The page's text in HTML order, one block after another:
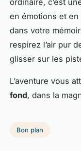
ordinaire, c’est
en émotions et
dans votre
respirez l’air pur
glisser sur les
L’aventure vous
fond, dans la
Bon plan